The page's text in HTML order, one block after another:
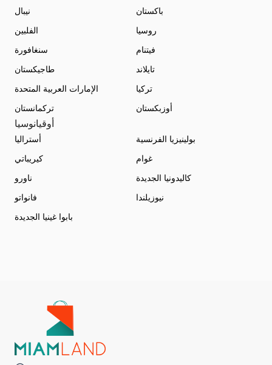
نيبال
باكستان
الفلبين
روسيا
سنغافورة
فيتنام
طاجيكستان
تايلاند
الإمارات العربية المتحدة
تركيا
تركمانستان
أوزبكستان
أوقيانوسيا
أستراليا
بولينيزيا الفرنسية
كيريباتي
غوام
ناورو
كاليدونيا الجديدة
فانواتو
نيوزيلندا
بابوا غينيا الجديدة